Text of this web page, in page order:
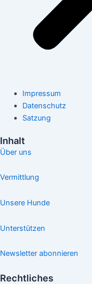
Impressum
Datenschutz
Satzung
Inhalt
Über uns
Vermittlung
Unsere Hunde
Unterstützen
Newsletter abonnieren
Rechtliches